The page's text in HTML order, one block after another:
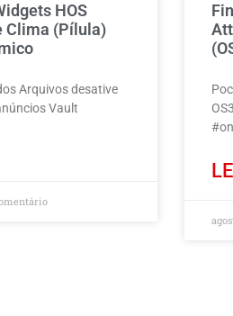
HOS
Clima (Pílula)
Arquivos desative
Vault